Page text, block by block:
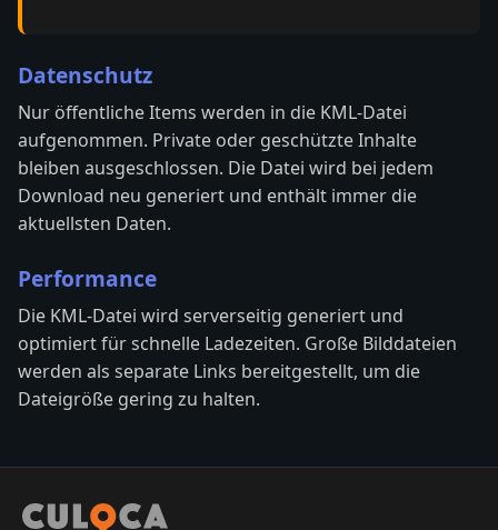
Datenschutz
Nur öffentliche Items werden in die KML-Datei
aufgenommen. Private oder geschützte Inhalte
bleiben ausgeschlossen. Die Datei wird bei jedem
Download neu generiert und enthält immer die
aktuellsten Daten.
Performance
Die KML-Datei wird serverseitig generiert und
optimiert für schnelle Ladezeiten. Große Bilddateien
werden als separate Links bereitgestellt, um die
Dateigröße gering zu halten.